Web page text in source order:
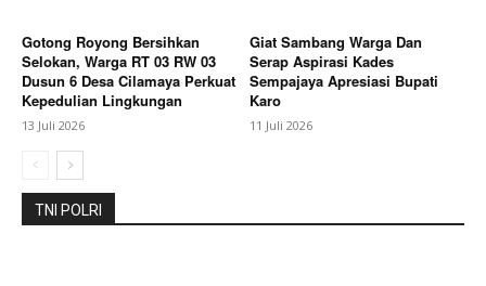
Gotong Royong Bersihkan
Selokan, Warga RT 03 RW 03
Dusun 6 Desa Cilamaya Perkuat
Kepedulian Lingkungan
13 Juli 2026
Giat Sambang Warga Dan
Serap Aspirasi Kades
Sempajaya Apresiasi Bupati
Karo
11 Juli 2026
TNI POLRI